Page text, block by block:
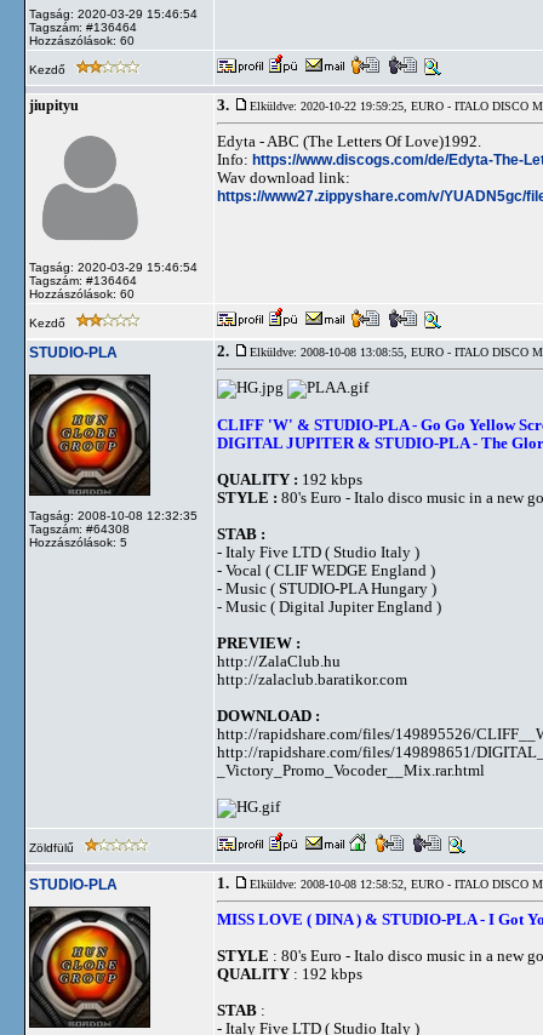
Tagság: 2020-03-29 15:46:54
Tagszám: #136464
Hozzászólások: 60
Kezdő
jiupityu
Tagság: 2020-03-29 15:46:54
Tagszám: #136464
Hozzászólások: 60
3. Elküldve: 2020-10-22 19:59:25, EURO - ITALO DISCO
Edyta - ABC (The Letters Of Love)1992.
Info: https://www.discogs.com/de/Edyta-The-
Wav download link:
https://www27.zippyshare.com/v/YUADN5gc/
Kezdő
STUDIO-PLA
Tagság: 2008-10-08 12:32:35
Tagszám: #64308
Hozzászólások: 5
2. Elküldve: 2008-10-08 13:08:55, EURO - ITALO DISCO
CLIFF 'W' & STUDIO-PLA - Go Go Yellow
DIGITAL JUPITER & STUDIO-PLA - The
QUALITY : 192 kbps
STYLE : 80's Euro - Italo disco music in a new
STAB :
- Italy Five LTD ( Studio Italy )
- Vocal ( CLIF WEDGE England )
- Music ( STUDIO-PLA Hungary )
- Music ( Digital Jupiter England )
PREVIEW :
http://ZalaClub.hu
http://zalaclub.baratikor.com
DOWNLOAD :
http://rapidshare.com/files/149895526/
http://rapidshare.com/files/149898651/
_Victory_Promo_Vocoder__Mix.rar.html
Zöldfülű
STUDIO-PLA 1. Elküldve: 2008-10-08 12:58:52, EURO - ITALO DISCO
MISS LOVE ( DINA ) & STUDIO-PLA - I Got
STYLE : 80's Euro - Italo disco music in a new
QUALITY : 192 kbps
STAB :
- Italy Five LTD ( Studio Italy )